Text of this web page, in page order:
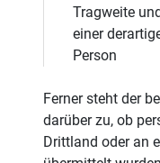
Tragweite
einer
Person
Ferner steht der
darüber zu, ob
Drittland oder an